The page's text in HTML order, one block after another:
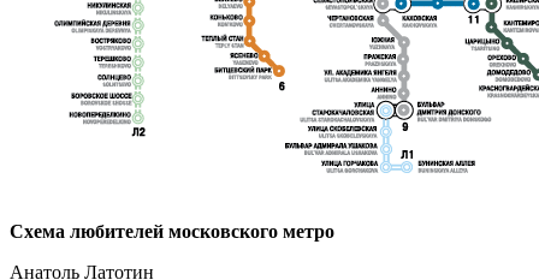
Схема любителей московского метро
Анатоль Латотин